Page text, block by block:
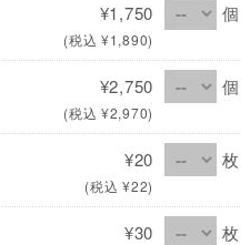
¥1,750
(税込 ¥1,890)
個
¥2,750
(税込 ¥2,970)
個
¥20
(税込 ¥22)
枚
¥30 枚